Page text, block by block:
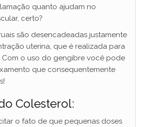
quanto ajudam no
certo?
são desencadeadas justamente
uterina, que é realizada para
Com o uso do gengibre você pode
que consequentemente
Colesterol:
o fato de que pequenas doses